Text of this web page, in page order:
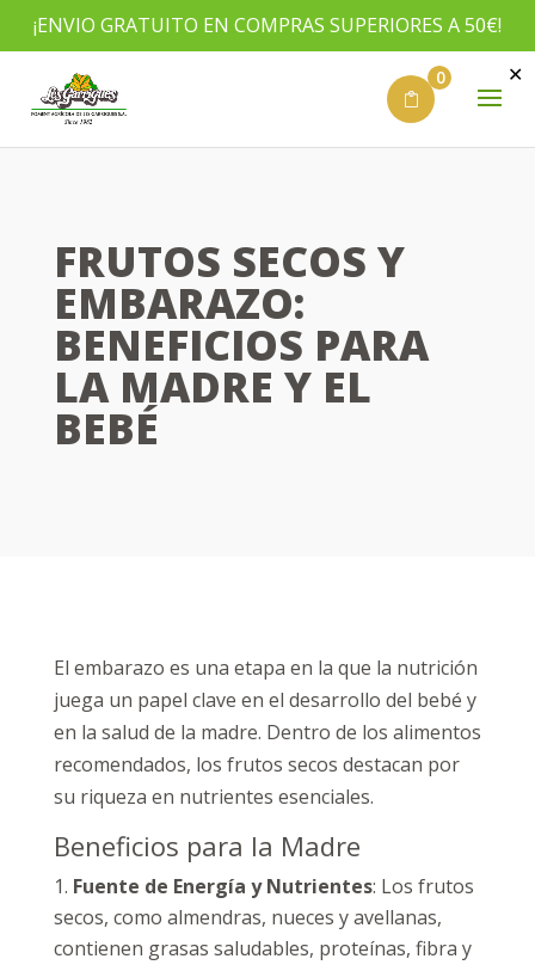
¡ENVIO GRATUITO EN COMPRAS SUPERIORES A 50€!
✕
0
FRUTOS SECOS Y
EMBARAZO:
BENEFICIOS PARA
LA MADRE Y EL
BEBÉ
El embarazo es una etapa en la que la nutrición
juega un papel clave en el desarrollo del bebé y
en la salud de la madre. Dentro de los alimentos
recomendados, los frutos secos destacan por
su riqueza en nutrientes esenciales.
Beneficios para la Madre
Fuente de Energía y Nutrientes: Los frutos
secos, como almendras, nueces y avellanas,
contienen grasas saludables, proteínas, fibra y